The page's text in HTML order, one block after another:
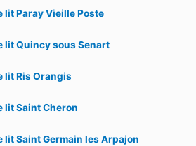
lit Paray Vieille Poste
lit Quincy sous Senart
lit Ris Orangis
lit Saint Cheron
lit Saint Germain les Arpajon